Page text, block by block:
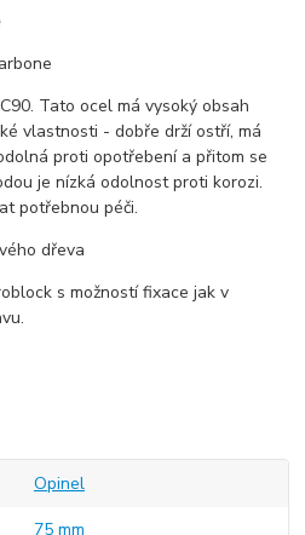
Tato ocel má vysoký obsah
vlastnosti - dobře drží ostří, má
proti opotřebení a přitom se
je nízká odolnost proti korozi.
potřebnou péči.
dřeva
s možností fixace jak v
Opinel
75 mm